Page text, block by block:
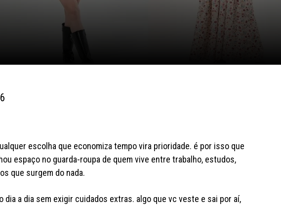
escolha que economiza tempo vira prioridade. é por isso que
espaço no guarda-roupa de quem vive entre trabalho, estudos,
que surgem do nada.
a dia sem exigir cuidados extras. algo que vc veste e sai por aí,